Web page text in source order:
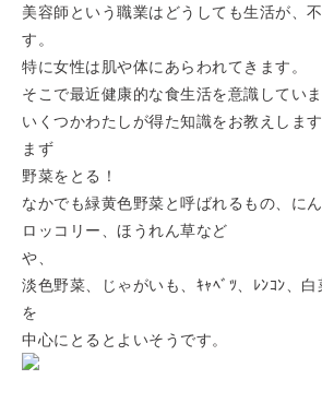
美容師という職業はどうしても生活が、
す。
特に女性は肌や体にあらわれてきます。
そこで最近健康的な食生活を意識していま
いくつかわたしが得た知識をお教えします
まず
野菜をとる！
なかでも緑黄色野菜と呼ばれるもの、に
ロッコリー、ほうれん草など
や、
淡色野菜、じゃがいも、ｷｬﾍﾞﾂ、ﾚﾝｺﾝ、
を
中心にとるとよいそうです。